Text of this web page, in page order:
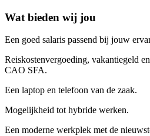
Wat bieden wij jou
Een goed salaris passend bij jouw
Reiskostenvergoeding, vakantiegeld
CAO SFA.
Een laptop en telefoon van de zaak.
Mogelijkheid tot hybride werken.
Een moderne werkplek met de